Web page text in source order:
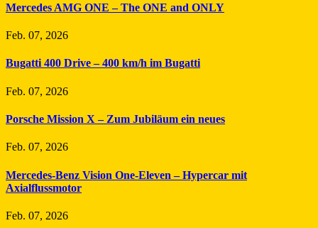
Mercedes AMG ONE – The ONE and ONLY
Feb. 07, 2026
Bugatti 400 Drive – 400 km/h im Bugatti
Feb. 07, 2026
Porsche Mission X – Zum Jubiläum ein neues
Feb. 07, 2026
Mercedes-Benz Vision One-Eleven – Hypercar mit
Axialflussmotor
Feb. 07, 2026